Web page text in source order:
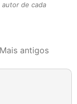
autor de cada
Mais antigos